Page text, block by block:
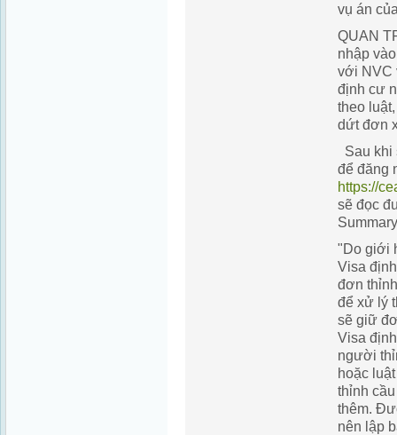
vụ án
QUAN
nhập
với NVC
định cư
theo
dứt đơn
Sau khi
để đăng
https://
sẽ đọc
"Do giới
Visa
đơn
để xử lý
sẽ giữ
Visa
người
hoặc
thỉnh
thêm.
nên lập